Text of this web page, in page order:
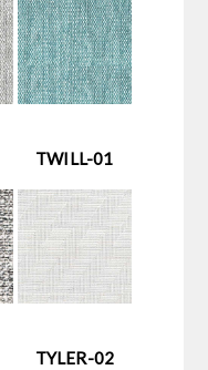
TWILL-01
TYLER-02